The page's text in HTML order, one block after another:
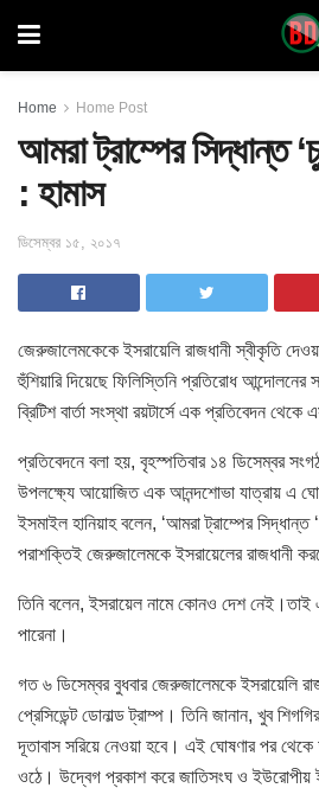
Home Home Post
আমরা ট্রাম্পের সিদ্ধান্ত
: হামাস
ডিসেম্বর ১৫, ২০১৭
জেরুজালেমকেকে ইসরায়েলি রাজধানী স্বীকৃতি দেওয়া
হুঁশিয়ারি দিয়েছে ফিলিস্তিনি প্রতিরোধ আন্দোলনের
ব্রিটিশ বার্তা সংস্থা রয়টার্সে এক প্রতিবেদন
প্রতিবেদনে বলা হয়, বৃহস্পতিবার ১৪ ডিসেম্বর
উপলক্ষ্যে আয়োজিত এক আনন্দশোভা যাত্রায় এ
ইসমাইল হানিয়াহ বলেন, ‘আমরা ট্রাম্পের
পরাশক্তিই জেরুজালেমকে ইসরায়েলের রাজধানী
তিনি বলেন, ইসরায়েল নামে কোনও দেশ
পারেনা।
গত ৬ ডিসেম্বর বুধবার জেরুজালেমকে ইসরায়েলি
প্রেসিডেন্ট ডোনাল্ড ট্রাম্প। তিনি জানান, খুব
দূতাবাস সরিয়ে নেওয়া হবে। এই ঘোষণার পর থেকে
ওঠে। উদ্বেগ প্রকাশ করে জাতিসংঘ ও ইউরোপীয়